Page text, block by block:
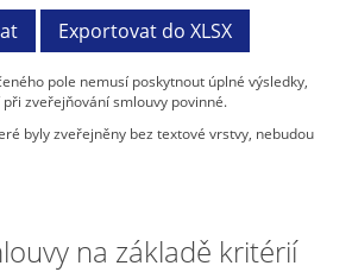
pole nemusí poskytnout úplné výsledky,
zveřejňování smlouvy povinné.
byly zveřejněny bez textové vrstvy, nebudou
na základě kritérií